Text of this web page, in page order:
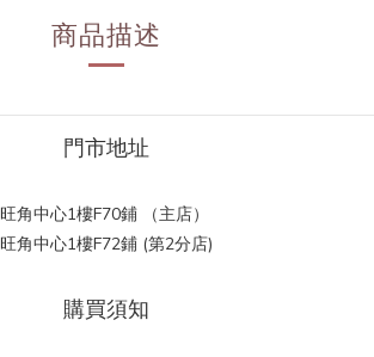
商品描述
門市地址
旺角中心1樓F70鋪 （主店）
旺角中心1樓F72鋪 (第2分店)
購買須知